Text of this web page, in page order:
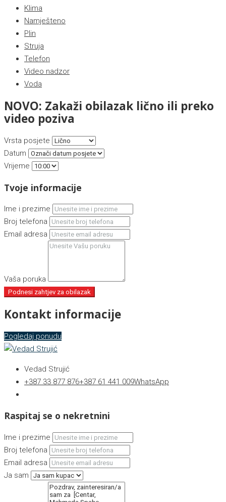
Klima
Namješteno
Plin
Struja
Telefon
Video nadzor
Voda
NOVO: Zakaži obilazak lično ili preko
video poziva
Vrsta posjete
Datum
Vrijeme
Tvoje informacije
Ime i prezime
Broj telefona
Email adresa
Vaša poruka
Podnesi zahtjev za obilazak
Kontakt informacije
Pogledaj ponudu
Vedad Strujić
+387 33 877 876+387 61 441 009WhatsApp
Raspitaj se o nekretnini
Ime i prezime
Broj telefona
Email adresa
Ja sam